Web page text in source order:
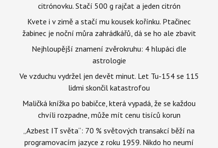
citrónovku. Stačí 500 g rajčat a jeden citrón
Kvete i v zimě a stačí mu kousek kořínku. Ptačinec
žabinec je noční můra zahrádkářů, dá se ho ale zbavit
Nejhloupější znamení zvěrokruhu: 4 hlupáci dle
astrologie
Ve vzduchu vydržel jen devět minut. Let Tu-154 se 115
lidmi skončil katastrofou
Maličká knížka po babičce, která vypadá, že se každou
chvíli rozpadne, může mít cenu tisíců korun
„Azbest IT světa“: 70 % světových transakcí běží na
programovacím jazyce z roku 1959. Nikdo ho neumí